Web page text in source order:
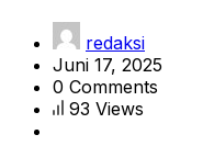
redaksi
Juni 17, 2025
0 Comments
93 Views